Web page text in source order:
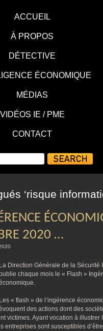
ACCUEIL
À PROPOS
DÉTECTIVE
ÉCONOMIQUE
MÉDIAS
VIDÉOS IE / PME
CONTACT
‘risque
2020 …
La Direction Générale de la Sécurité
chaque mois le « Flash »
Les « flash » de l’ingérence
des actions dont des
victimes. Ayant vocation à illustrer
entreprises sont susceptibles d’être